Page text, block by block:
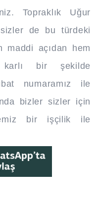
Topraklık Uğur
de bu türdeki
maddi açıdan hem
karlı bir şekilde
numaramız ile
bizler sizler için
bir işçilik ile